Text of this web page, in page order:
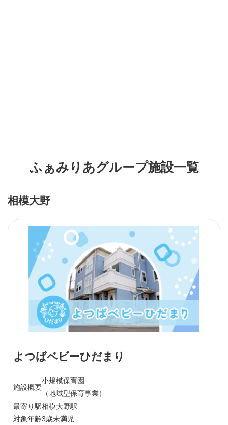
ふぁみりあグループ施設一覧
相模大野
よつばベビーひだまり
施設概要
小規模保育園
（地域型保育事業）
最寄り駅相模大野駅
対象年齢3歳未満児